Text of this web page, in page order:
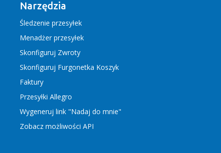
Narzędzia
Śledzenie przesyłek
Menadżer przesyłek
Skonfiguruj Zwroty
Skonfiguruj Furgonetka Koszyk
Faktury
Przesyłki Allegro
Wygeneruj link "Nadaj do mnie"
Zobacz możliwości API